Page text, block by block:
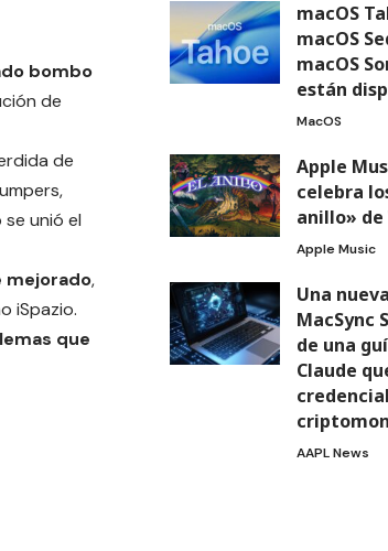
bombo
de
de
unió el
mejorado,
iSpazio.
que
macOS
macOS
macOS
están
MacOS
Apple
celebra
anillo» de
Apple Music
Una
MacSync
de una
Claude
AAPL News